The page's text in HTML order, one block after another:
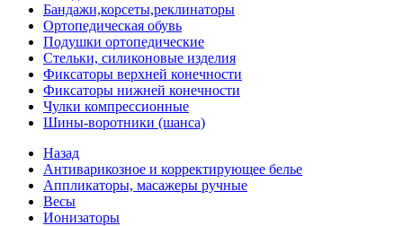
Бандажи,корсеты,реклинаторы
Ортопедическая обувь
Подушки ортопедические
Стельки, силиконовые изделия
Фиксаторы верхней конечности
Фиксаторы нижней конечности
Чулки компрессионные
Шины-воротники (шанса)
Назад
Антиварикозное и корректирующее белье
Аппликаторы, масажеры ручные
Весы
Ионизаторы